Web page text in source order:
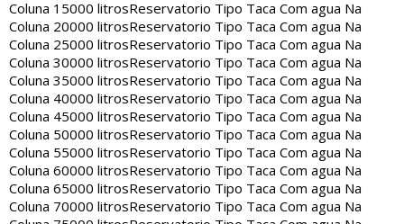
Coluna 15000 litrosReservatorio Tipo Taca Com agua Na
Coluna 20000 litrosReservatorio Tipo Taca Com agua Na
Coluna 25000 litrosReservatorio Tipo Taca Com agua Na
Coluna 30000 litrosReservatorio Tipo Taca Com agua Na
Coluna 35000 litrosReservatorio Tipo Taca Com agua Na
Coluna 40000 litrosReservatorio Tipo Taca Com agua Na
Coluna 45000 litrosReservatorio Tipo Taca Com agua Na
Coluna 50000 litrosReservatorio Tipo Taca Com agua Na
Coluna 55000 litrosReservatorio Tipo Taca Com agua Na
Coluna 60000 litrosReservatorio Tipo Taca Com agua Na
Coluna 65000 litrosReservatorio Tipo Taca Com agua Na
Coluna 70000 litrosReservatorio Tipo Taca Com agua Na